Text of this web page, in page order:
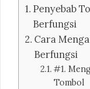
Penyebab
Berfungsi
Cara
Berfungsi
#1.
Tombol